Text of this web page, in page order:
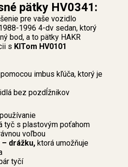
pätky HV0341:
pre vaše vozidlo
1996 4-dv sedan, ktorý
bod, a to pätky HAKR
s KITom HV0101
imbus kľúča, ktorý je
bez pozdĺžnikov
tyč s plastovým poťahom
voľbou
drážku, ktorá umožňuje
tyčí